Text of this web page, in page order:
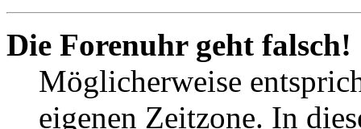
Die Forenuhr geht falsch!
Möglicherweise
eigenen Zeitzone. In